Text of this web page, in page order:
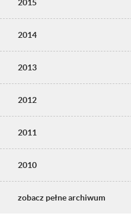
2015
2014
2013
2012
2011
2010
zobacz pełne archiwum